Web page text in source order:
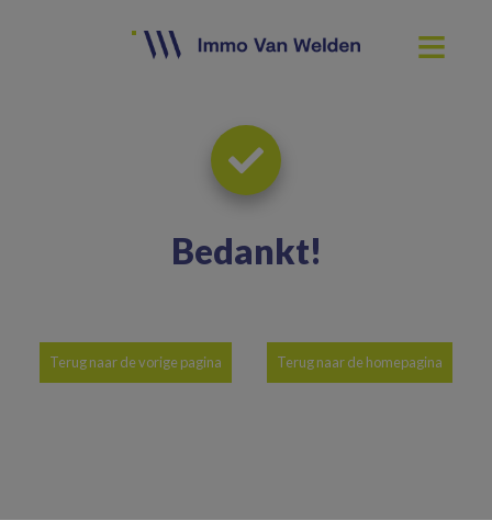
Bedankt!
Terug naar de vorige pagina Terug naar de homepagina